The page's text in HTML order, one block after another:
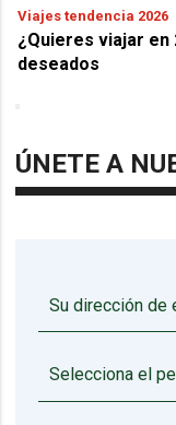
Viajes tendencia 2026
¿Quieres viajar en
deseados
ÚNETE A